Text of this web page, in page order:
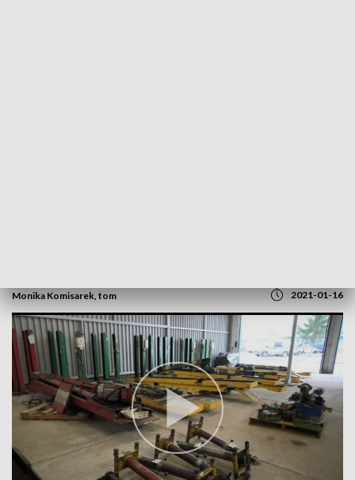
Monika Komisarek, tom 2021-01-16